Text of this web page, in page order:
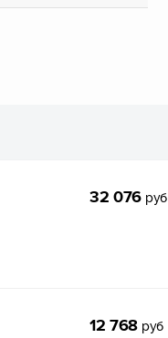
32 076 руб
12 768 руб